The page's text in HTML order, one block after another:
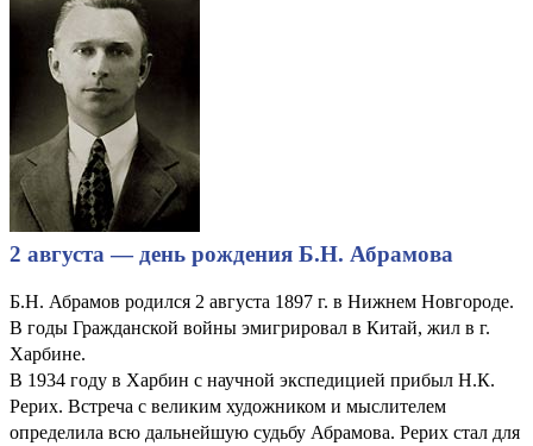
2 августа — день рождения Б.Н. Абрамова
Б.Н. Абрамов родился 2 августа 1897 г. в Нижнем Новгороде.
В годы Гражданской войны эмигрировал в Китай, жил в г.
Харбине.
В 1934 году в Харбин с научной экспедицией прибыл Н.К.
Рерих. Встреча с великим художником и мыслителем
определила всю дальнейшую судьбу Абрамова. Рерих стал для